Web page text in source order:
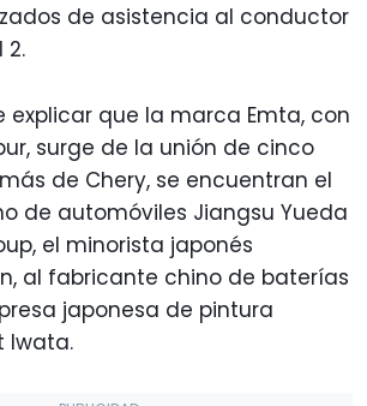
de asistencia al conductor
2.
explicar que la marca Emta, con
surge de la unión de cinco
de Chery, se encuentran el
de automóviles Jiangsu Yueda
el minorista japonés
al fabricante chino de baterías
japonesa de pintura
Iwata.